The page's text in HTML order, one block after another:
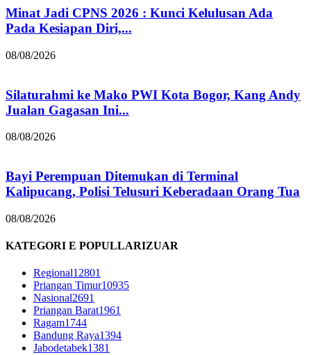
Minat Jadi CPNS 2026 : Kunci Kelulusan Ada
Pada Kesiapan Diri,...
08/08/2026
Silaturahmi ke Mako PWI Kota Bogor, Kang Andy
Jualan Gagasan Ini...
08/08/2026
Bayi Perempuan Ditemukan di Terminal
Kalipucang, Polisi Telusuri Keberadaan Orang Tua
08/08/2026
KATEGORI E POPULLARIZUAR
Regional12801
Priangan Timur10935
Nasional2691
Priangan Barat1961
Ragam1744
Bandung Raya1394
Jabodetabek1381